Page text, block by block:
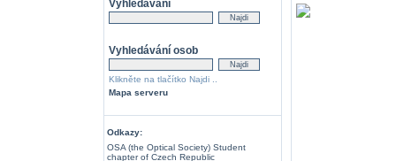
Vyhledávání
Vyhledávání osob
Klikněte na tlačítko Najdi ..
Mapa serveru
Odkazy:
OSA (the Optical Society) Student
chapter of Czech Republic